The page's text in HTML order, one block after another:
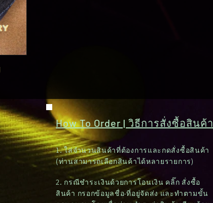
How To Order | วิธีการสั่งซื้อสินค้า
1. ใส่จำนวนสินค้าที่ต้องการและกดสั่งซื้อสินค้า
(ท่านสามารถเลือกสินค้าได้หลายรายการ)
2. กรณีชำระเงินด้วยการโอนเงิน คลิ๊ก สั่งซื้อ
สินค้า กรอกข้อมูลชื่อ-ที่อยู่จัดส่ง และทำตามขั้น